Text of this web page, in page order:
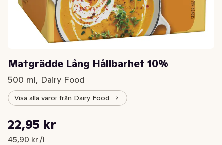
Matgrädde Lång Hållbarhet 10%
500 ml, Dairy Food
Visa alla varor från Dairy Food
Nuvarande pris är: 22,95 kr
22,95 kr
45,90 kr /l
Styckpris: 45,90 kr /l